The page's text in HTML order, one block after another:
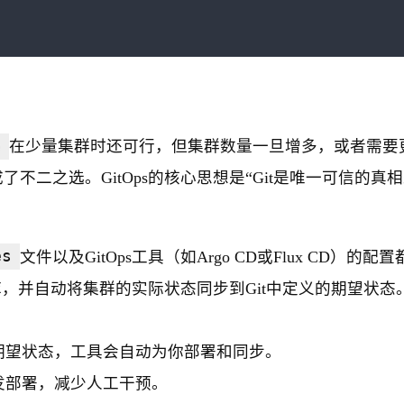
在少量集群时还可行，但集群数量一旦增多，或者需要
不二之选。GitOps的核心思想是“Git是唯一可信的真
文件以及GitOps工具（如Argo CD或Flux CD）的配置
并自动将集群的实际状态同步到Git中定义的期望状态。
状态，工具会自动为你部署和同步。
署，减少人工干预。